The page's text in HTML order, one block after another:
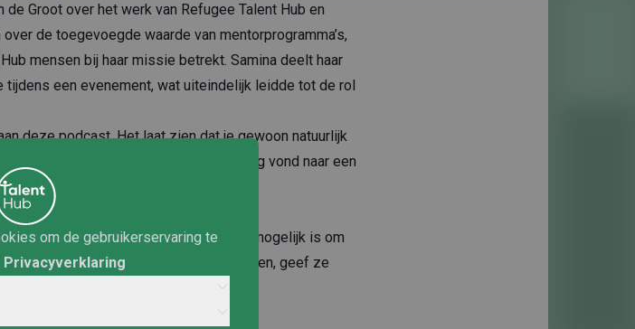
om de gebruikerservaring te
Privacyverklaring
Groot over het werk van Refugee Talent Hub en
de toegevoegde waarde van mentorprogramma’s,
mensen bij haar missie betrekt. Samina deelt haar
een evenement, wat uiteindelijk leidde tot de rol
deze podcast. Het laat zien dat je gewoon natuurlijk
ervaring gedeeld over hoe ik mijn weg vond naar een
lukt het wel. Ik heb laten zien dat het mogelijk is om
ook zijn - Laat je dromen vliegen, geef ze